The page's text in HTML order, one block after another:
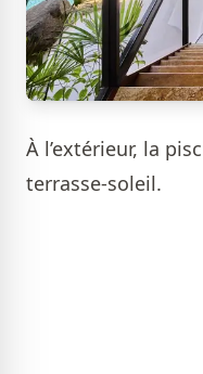
À l’extérieur, la
terrasse-soleil.